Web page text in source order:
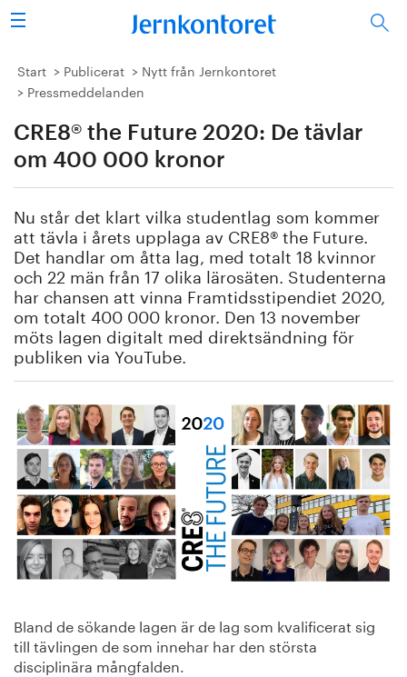
Sök
Stålindustrin
Forskning/utbildning
Energi/miljö
Vi tycker
Publicerat
Bildbank
Om oss
Start Publicerat
Nytt från Jernkontoret
Pressmeddelanden
CRE8® the Future 2020: De tävlar
om 400 000 kronor
Nu står det klart vilka studentlag som kommer
att tävla i årets upplaga av CRE8® the Future.
Det handlar om åtta lag, med totalt 18 kvinnor
och 22 män från 17 olika lärosäten. Studenterna
har chansen att vinna Framtidsstipendiet 2020,
om totalt 400 000 kronor. Den 13 november
möts lagen digitalt med direktsändning för
publiken via YouTube.
Bland de sökande lagen är de lag som kvalificerat sig
till tävlingen de som innehar har den största
disciplinära mångfalden.